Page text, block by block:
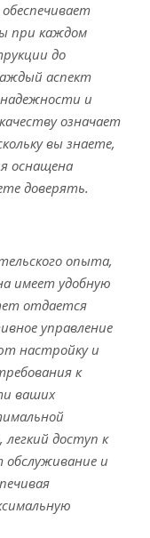
при каждом
до
аспект
и
означает
вы знаете,
оснащена
доверять.
опыта,
имеет удобную
отдается
управление
настройку и
к
ваших
доступ к
и